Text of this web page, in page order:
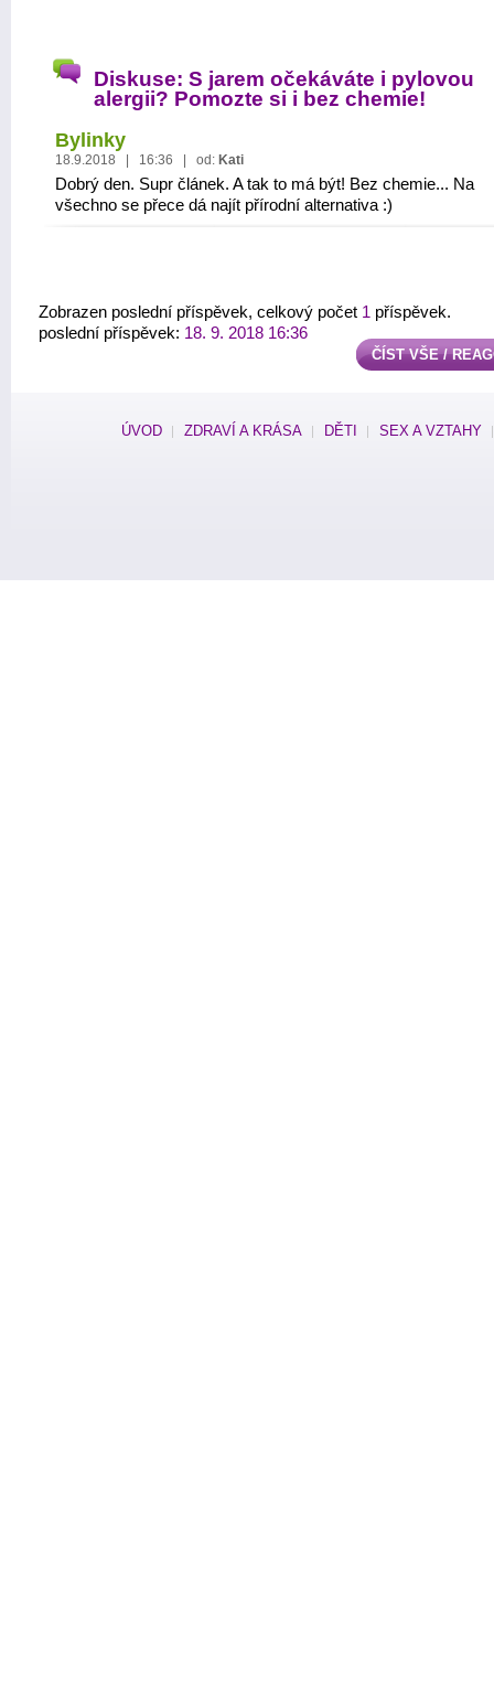
Diskuse: S jarem očekáváte i pylovou
alergii? Pomozte si i bez chemie!
Bylinky
18.9.2018 | 16:36 | od: Kati
Dobrý den. Supr článek. A tak to má být! Bez chemie... Na
všechno se přece dá najít přírodní alternativa :)
Zobrazen poslední příspěvek, celkový počet 1 příspěvek.
poslední příspěvek: 18. 9. 2018 16:36
ČÍST VŠE /
ÚVOD ZDRAVÍ A KRÁSA DĚTI SEX A VZTAHY